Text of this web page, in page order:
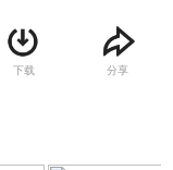
下载 分享